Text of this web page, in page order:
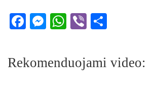
Facebook
Messenger
WhatsApp
Viber
Rekomenduojami video: